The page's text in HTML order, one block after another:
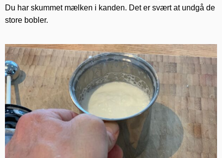
Du har skummet mælken i kanden. Det er svært at undgå de
store bobler.